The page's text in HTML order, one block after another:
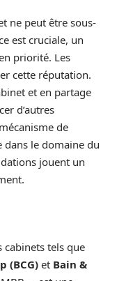
ne peut être sous-
est cruciale, un
priorité. Les
cette réputation.
et en partage
d’autres
de
dans le domaine du
jouent un
tels que
(BCG)et Bain &